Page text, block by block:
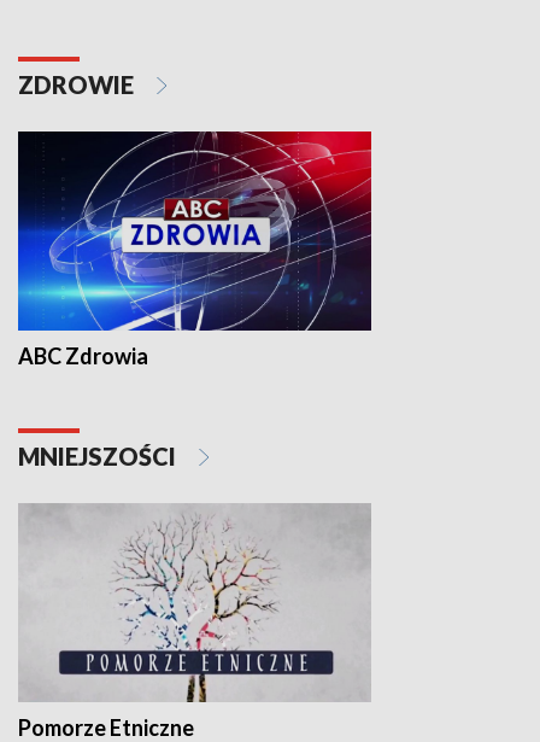
ZDROWIE
ABC Zdrowia
MNIEJSZOŚCI
Pomorze Etniczne